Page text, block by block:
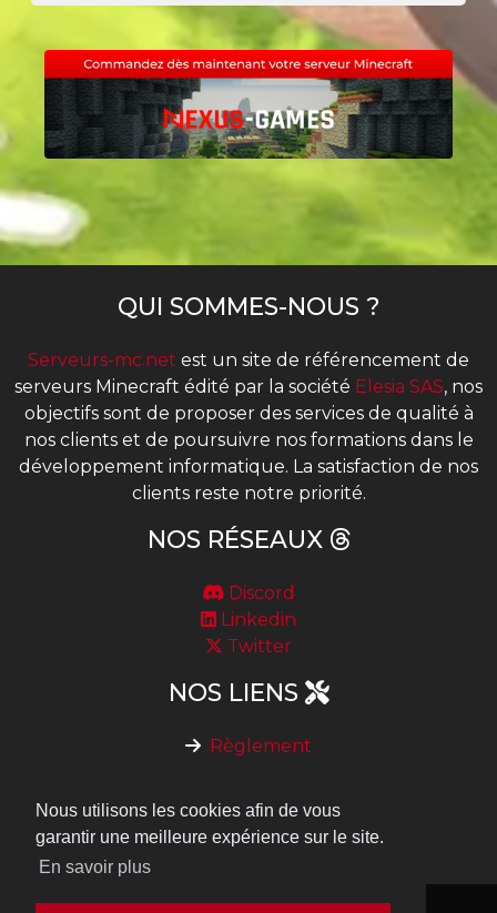
Nous utilisons les cookies afin de vous
garantir une meilleure expérience sur le site.
En savoir plus
QUI SOMMES-NOUS ?
Serveurs-mc.net est un site de référencement de
serveurs Minecraft édité par la société Elesia SAS, nos
objectifs sont de proposer des services de qualité à
nos clients et de poursuivre nos formations dans le
développement informatique. La satisfaction de nos
clients reste notre priorité.
NOS RÉSEAUX
Discord
Linkedin
Twitter
NOS LIENS
Règlement
Nous contacter
Notre API de vérification de vote